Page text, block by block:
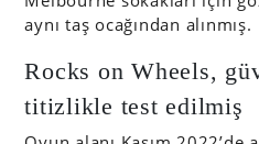
aynı taş ocağından alınmış.
Rocks on Wheels,
titizlikle test edilmiş